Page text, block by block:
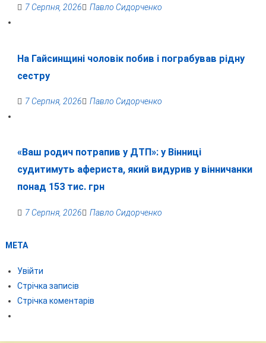
7 Серпня, 2026 Павло Сидорченко
На Гайсинщині чоловік побив і пограбував рідну
сестру
7 Серпня, 2026 Павло Сидорченко
«Ваш родич потрапив у ДТП»: у Вінниці
судитимуть афериста, який видурив у вінничанки
понад 153 тис. грн
7 Серпня, 2026 Павло Сидорченко
МЕТА
Увійти
Стрічка записів
Стрічка коментарів